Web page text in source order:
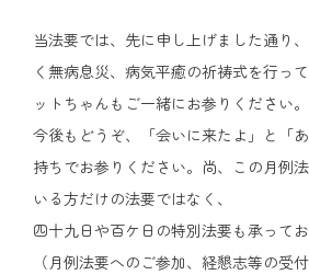
当法要では、先に申し上げました通り
く無病息災、病気平癒の祈祷式を行っ
ットちゃんもご一緒にお参りください。
今後もどうぞ、「会いに来たよ」と「
持ちでお参りください。尚、この月例
いる方だけの法要ではなく、
四十九日や百ケ日の特別法要も承ってお
（月例法要へのご参加、経懇志等の受